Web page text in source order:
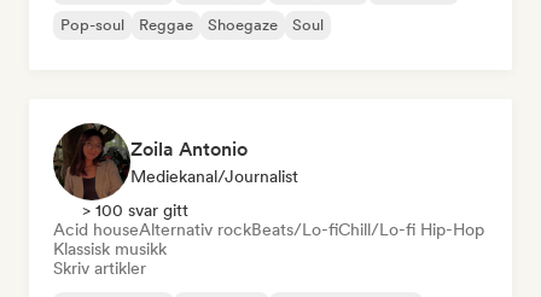
Pop-soul
Reggae Shoegaze Soul
Zoila Antonio
Mediekanal/journalist
> 100 svar gitt
Acid houseAlternativ rockBeats/Lo-fiChill/Lo-fi Hip-Hop
Klassisk musikk
Skriv artikler